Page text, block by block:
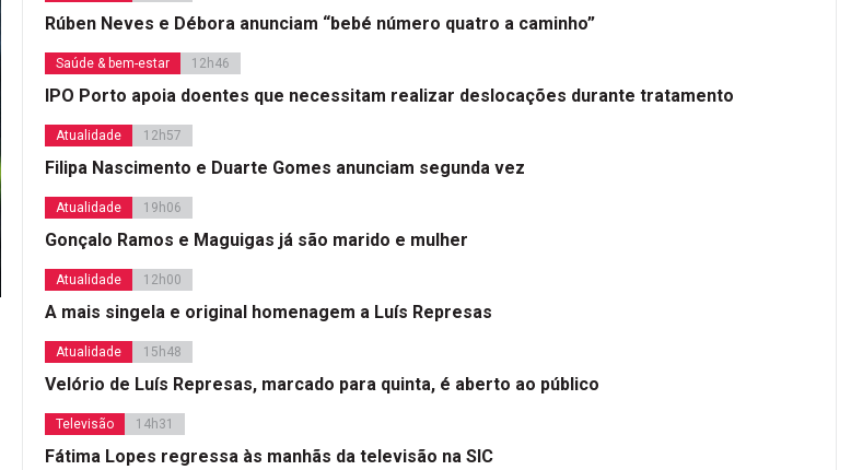
Rúben Neves e Débora anunciam “bebé número quatro a caminho”
Saúde & bem-estar 12h46
IPO Porto apoia doentes que necessitam realizar deslocações durante tratamento
Atualidade 12h57
Filipa Nascimento e Duarte Gomes anunciam segunda vez
Atualidade 19h06
Gonçalo Ramos e Maguigas já são marido e mulher
Atualidade 12h00
A mais singela e original homenagem a Luís Represas
Atualidade 15h48
Velório de Luís Represas, marcado para quinta, é aberto ao público
Televisão 14h31
Fátima Lopes regressa às manhãs da televisão na SIC